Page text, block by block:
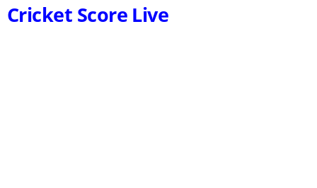
Cricket Score Live